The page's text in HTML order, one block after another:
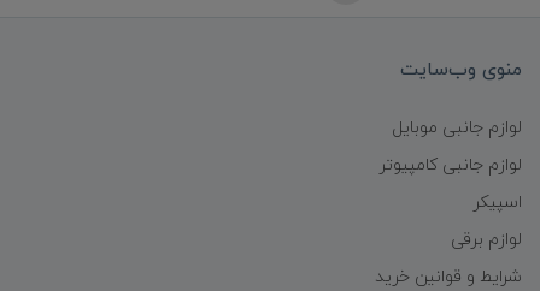
منوی وب‌سایت
لوازم جانبی موبایل
لوازم جانبی کامپیوتر
اسپیکر
لوازم برقی
شرایط و قوانین خرید